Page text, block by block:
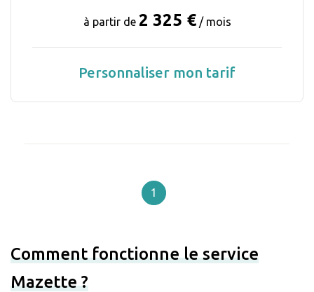
à partir de 2 325 € / mois
Personnaliser mon tarif
1
Comment fonctionne le service
Mazette ?